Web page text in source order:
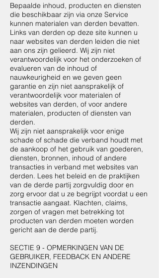
Bepaalde inhoud, producten en diensten
die beschikbaar zijn via onze Service
kunnen materialen van derden bevatten.
Links van derden op deze site kunnen u
naar websites van derden leiden die niet
aan ons zijn gelieerd. Wij zijn niet
verantwoordelijk voor het onderzoeken of
evalueren van de inhoud of
nauwkeurigheid en we geven geen
garantie en zijn niet aansprakelijk of
verantwoordelijk voor materialen of
websites van derden, of voor andere
materialen, producten of diensten van
derden.
Wij zijn niet aansprakelijk voor enige
schade of schade die verband houdt met
de aankoop of het gebruik van goederen,
diensten, bronnen, inhoud of andere
transacties in verband met websites van
derden. Lees het beleid en de praktijken
van de derde partij zorgvuldig door en
zorg ervoor dat u ze begrijpt voordat u een
transactie aangaat. Klachten, claims,
zorgen of vragen met betrekking tot
producten van derden moeten worden
gericht aan de derde partij.
SECTIE 9 - OPMERKINGEN VAN DE
GEBRUIKER, FEEDBACK EN ANDERE
INZENDINGEN